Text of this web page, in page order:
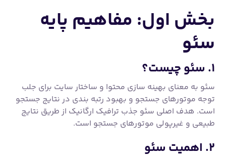
بخش اول: مفاهیم پایه
سئو
۱. سئو چیست؟
سئو به معنای بهینه سازی محتوا و ساختار سایت برای جلب
توجه موتورهای جستجو و بهبود رتبه بندی در نتایج جستجو
است. هدف اصلی سئو جذب ترافیک ارگانیک از طریق نتایج
طبیعی و غیرپولی موتورهای جستجو است.
۲. اهمیت سئو